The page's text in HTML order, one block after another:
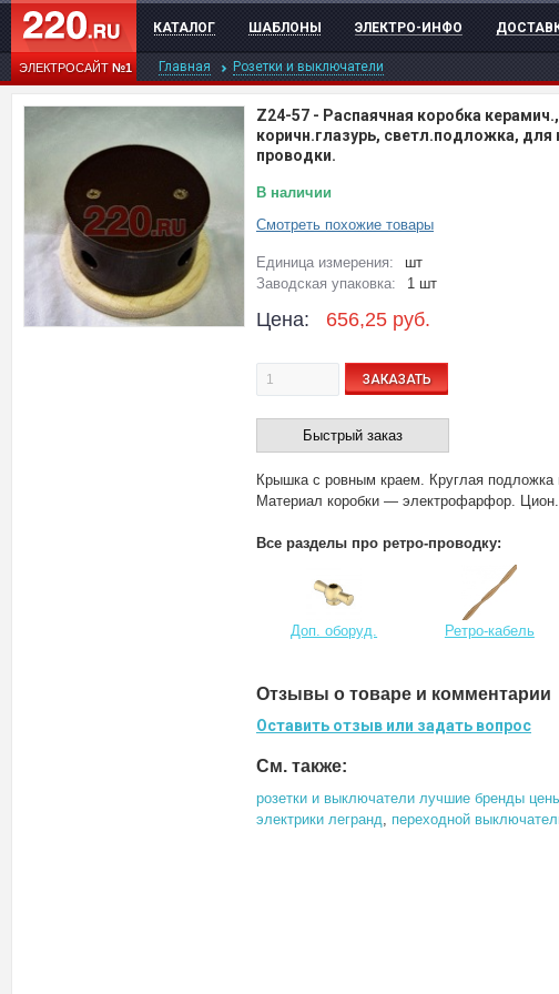
ЭЛЕКТРОСАЙТ№1
КАТАЛОГ ШАБЛОНЫ ЭЛЕКТРО-ИНФО
Главная Розетки и выключатели
Z24-57 - Распаячная коробка
коричн.глазурь, светл.подложка, для
проводки.
В наличии
Смотреть похожие товары
Единица измерения:
шт
Заводская упаковка:
1 шт
Цена: 656,25 руб.
ЗАКАЗАТЬ
Быстрый заказ
Крышка с ровным краем. Круглая подложка
Материал коробки — электрофарфор. Цион.
Все разделы про ретро-проводку:
Доп. оборуд. Ретро-кабель
Отзывы о товаре и комментарии
Оставить отзыв или задать вопрос
См. также:
розетки и выключатели лучшие бренды
электрики легранд, переходной